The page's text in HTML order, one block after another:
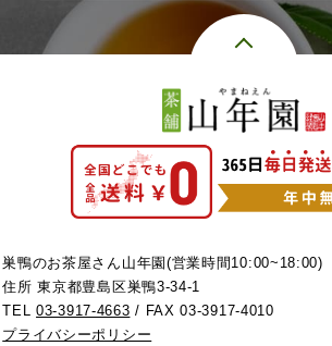
巣鴨のお茶屋さん山年園(営業時間10:00~18:00)
住所 東京都豊島区巣鴨3-34-1
TEL03-3917-4663 / FAX 03-3917-4010
プライバシーポリシー